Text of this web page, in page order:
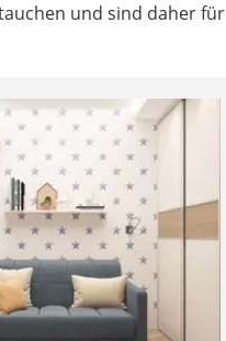
und sind daher für